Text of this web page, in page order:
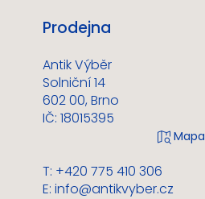
Prodejna
Antik Výběr
Solniční 14
602 00, Brno
IČ: 18015395
T: +420 775 410 306
E: info@antikvyber.cz